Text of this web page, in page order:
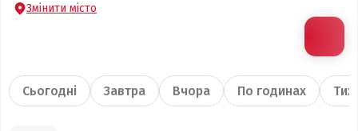
Змінити місто
Сьогодні Завтра Вчора По годинах